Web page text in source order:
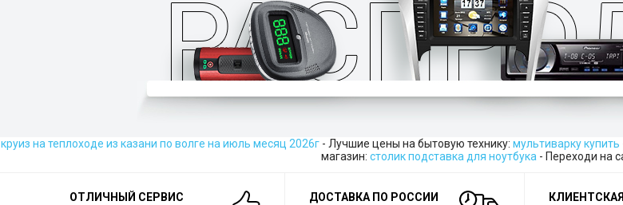
круиз на теплоходе из казани по волге на июль месяц 2026г- Лучшие цены на бытовую технику: мультиварку купить
магазин: столик подставка для ноутбука - Переходи на
ОТЛИЧНЫЙ СЕРВИС
ДОСТАВКА ПО РОССИИ
КЛИЕНТСКАЯ